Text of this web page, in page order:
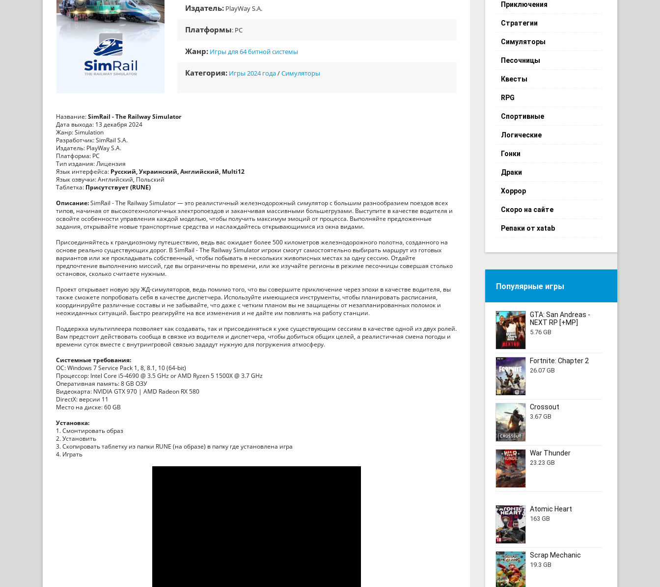
Издатель: PlayWay S.A.
Платформы: PC
Жанр: Игры для 64 битной системы
Категория: Игры 2024 года/Симуляторы
Название:SimRail - The Railway Simulator
Дата выхода: 13 декабря 2024
Жанр: Simulation
Разработчик: SimRail S.A.
Издатель: PlayWay S.A.
Платформа: PC
Тип издания: Лицензия
Язык интерфейса: Русский, Украинский, Английский, Multi12
Язык озвучки: Английский, Польский
Таблетка: Присутствует (RUNE)
Описание:SimRail - The Railway Simulator — это реалистичный железнодорожный симулятор с большим разнообразием поездов всех
типов, начиная от высокотехнологичных электропоездов и заканчивая массивными большегрузами. Выступите в качестве водителя и
освойте особенности управления каждой моделью, чтобы получить максимум эмоций от процесса. Выполняйте предложенные
задания, открывайте новые транспортные средства и наслаждайтесь открывающимися из окна видами.
Присоединяйтесь к грандиозному путешествию, ведь вас ожидает более 500 километров железнодорожного полотна, созданного на
основе реально существующих дорог. В SimRail - The Railway Simulator игроки смогут самостоятельно выбирать маршрут из готовых
вариантов или же прокладывать собственный, чтобы побывать в нескольких живописных местах за одну сессию. Отдайте
предпочтение выполнению миссий, где вы ограничены по времени, или же изучайте регионы в режиме песочницы совершая столько
остановок, сколько считаете нужным.
Проект открывает новую эру ЖД-симуляторов, ведь помимо того, что вы совершите приключение через эпохи в качестве водителя, вы
также сможете попробовать себя в качестве диспетчера. Используйте имеющиеся инструменты, чтобы планировать расписания,
координируйте различные составы и не забывайте, что даже с четким планом вы не защищены от незапланированных поломок и
неожиданных ситуаций. Быстро реагируйте на все изменения и не дайте им повлиять на работу станции.
Поддержка мультиплеера позволяет как создавать, так и присоединяться к уже существующим сессиям в качестве одной из двух ролей.
Вам предстоит действовать сообща в связке из водителя и диспетчера, чтобы добиться общих целей, а реалистичная смена погоды и
времени суток вместе с внутриигровой связью зададут нужную для погружения атмосферу.
Системные требования:
ОС: Windows 7 Service Pack 1, 8, 8.1, 10 (64-bit)
Процессор: Intel Core i5-4690 @ 3.5 GHz or AMD Ryzen 5 1500X @ 3.7 GHz
Оперативная память: 8 GB ОЗУ
Видеокарта: NVIDIA GTX 970 | AMD Radeon RX 580
DirectX: версии 11
Место на диске: 60 GB
Установка:
1. Смонтировать образ
2. Установить
3. Скопировать таблетку из папки RUNE (на образе) в папку где установлена игра
4. Играть
Приключения
Стратегии
Симуляторы
Песочницы
Квесты
RPG
Спортивные
Логические
Гонки
Драки
Хоррор
Скоро на сайте
Репаки от xatab
Популярные игры
GTA: San Andreas -
NEXT RP [+MP]
5.76 GB
Fortnite: Chapter 2
26.07 GB
Crossout
3.67 GB
War Thunder
23.23 GB
Atomic Heart
163 GB
Scrap Mechanic
19.3 GB